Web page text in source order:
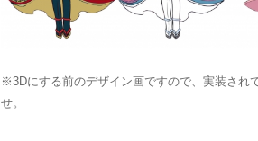
※3Dにする前のデザイン画ですので、実装され
せ。